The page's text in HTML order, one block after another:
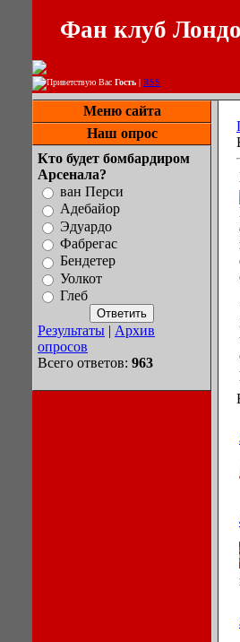
Фан клуб
Приветствую Вас Гость | RSS
Меню сайта
Наш опрос
Кто будет бомбардиром
Арсенала?
ван Перси
Адебайор
Эдуардо
Фабрегас
Бендетер
Уолкот
Глеб
Результаты | Архив
опросов
Всего ответов: 963